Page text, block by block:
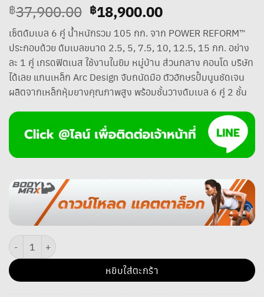
฿37,900.00 Original
price
was:
฿37,900.00.
฿18,900.00Current
price
is:
฿18,900.00.
เซ็ตดัมเบล 6 คู่ น้ำหนักรวม 105 กก. จาก POWER REFORM™
ประกอบด้วย ดัมเบลขนาด 2.5, 5, 7.5, 10, 12.5, 15 กก. อย่าง
ละ 1 คู่ เกรดฟิตเนส ใช้งานในยิม หมู่บ้าน ส่วนกลาง คอนโด บริษัท
ได้เลย แกนเหล็ก Arc Design จับถนัดมือ ตัวอักษรปั๊มนูนชัดเจน
ผลิตจากเหล็กหุ้มยางคุณภาพสูง พร้อมชั้นวางดัมเบล 6 คู่ 2 ชั้น
จำนวน Power Reform ชั้นวางดัมเบล 6 คู่ รูปไข่ พร้อมชุดดัมเบล Fix กลม
หยิบใส่ตะกร้า